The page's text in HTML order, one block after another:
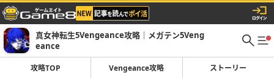
真女神転生5Vengeance攻略｜メガテン5Veng
eance
攻略TOP Vengeance攻略 ストーリー